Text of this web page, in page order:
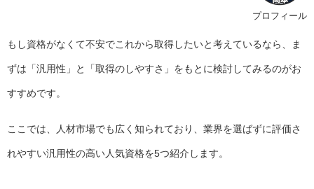
プロフィール
もし資格がなくて不安でこれから取得したいと考えているなら、ま
ずは「汎用性」と「取得のしやすさ」をもとに検討してみるのがお
すすめです。
ここでは、人材市場でも広く知られており、業界を選ばずに評価さ
れやすい汎用性の高い人気資格を5つ紹介します。